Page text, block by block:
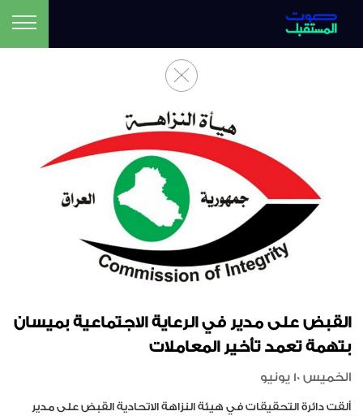
القبض على مدير في الرعاية الاجتماعية بميسان
بتهمة تعمد تأخير المعاملات
الخميس 10 يونيو
ألقت دائرة التحقيقات في هيئة النزاهة الاتحادية القبض على مدير